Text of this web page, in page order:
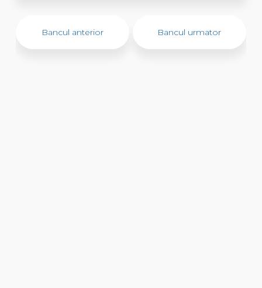
Bancul anterior Bancul urmator